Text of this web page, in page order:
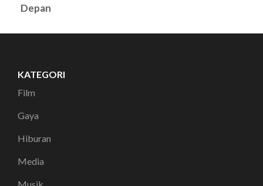
Depan
KATEGORI
Film
Gaya
Hiburan
Media